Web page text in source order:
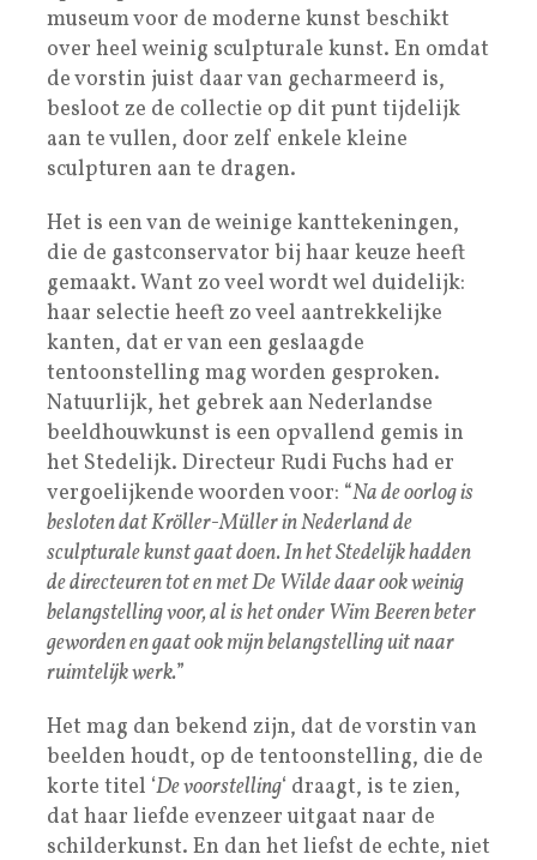
museum voor de moderne kunst beschikt
over heel weinig sculpturale kunst. En omdat
de vorstin juist daar van gecharmeerd is,
besloot ze de collectie op dit punt tijdelijk
aan te vullen, door zelf enkele kleine
sculpturen aan te dragen.
Het is een van de weinige kanttekeningen,
die de gastconservator bij haar keuze heeft
gemaakt. Want zo veel wordt wel duidelijk:
haar selectie heeft zo veel aantrekkelijke
kanten, dat er van een geslaagde
tentoonstelling mag worden gesproken.
Natuurlijk, het gebrek aan Nederlandse
beeldhouwkunst is een opvallend gemis in
het Stedelijk. Directeur Rudi Fuchs had er
vergoelijkende woorden voor: “Na de oorlog is
besloten dat Kröller-Müller in Nederland de
sculpturale kunst gaat doen. In het Stedelijk hadden
de directeuren tot en met De Wilde daar ook weinig
belangstelling voor, al is het onder Wim Beeren beter
geworden en gaat ook mijn belangstelling uit naar
ruimtelijk werk.”
Het mag dan bekend zijn, dat de vorstin van
beelden houdt, op de tentoonstelling, die de
korte titel ‘De voorstelling‘ draagt, is te zien,
dat haar liefde evenzeer uitgaat naar de
schilderkunst. En dan het liefst de echte, niet